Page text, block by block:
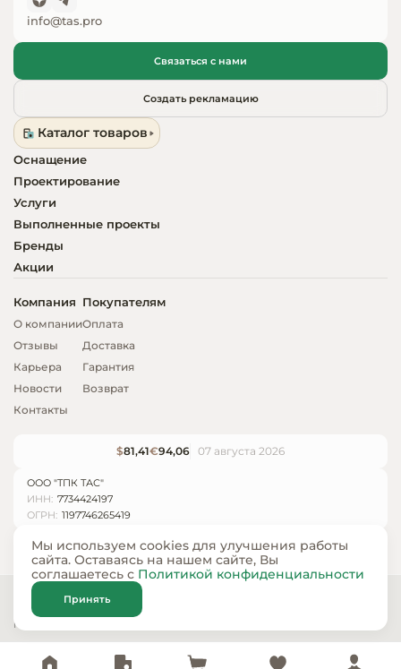
info@tas.pro
Связаться с нами
Создать рекламацию
Каталог товаров
Оснащение
Проектирование
Услуги
Выполненные проекты
Бренды
Акции
Компания
О компании
Отзывы
Карьера
Новости
Контакты
Покупателям
Оплата
Доставка
Гарантия
Возврат
$81,41€94,06 07 августа 2026
ООО "ТПК ТАС"
ИНН: 7734424197
ОГРН: 1197746265419
© ООО «ТПК ТАС» 2024 — 2026
Карта сайта
Политика конфиденциальности
Мы используем cookies для улучшения работы
сайта. Оставаясь на нашем сайте, Вы
соглашаетесь с Политикой конфиденциальности
Принять